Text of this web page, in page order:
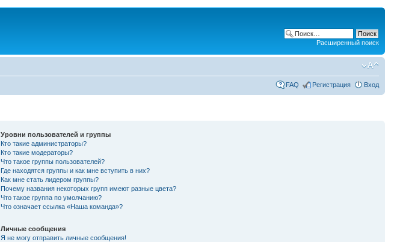
Расширенный поиск
FAQ Регистрация Вход
Уровни пользователей и группы
Кто такие администраторы?
Кто такие модераторы?
Что такое группы пользователей?
Где находятся группы и как мне вступить в них?
Как мне стать лидером группы?
Почему названия некоторых групп имеют разные цвета?
Что такое группа по умолчанию?
Что означает ссылка «Наша команда»?
Личные сообщения
Я не могу отправить личные сообщения!